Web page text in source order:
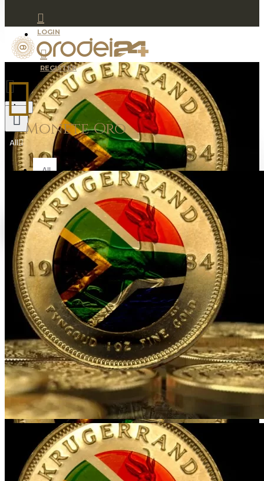
LOGIN
REGISTER
Menu
All
All
All Products
Gold Coin
Lingotti in Oro
Your shopping cart is empty!
Monete Oro